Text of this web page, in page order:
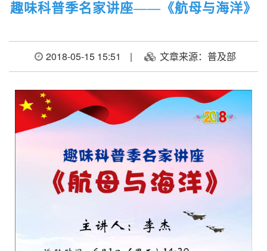
趣味科普季名家讲座——《航母与海洋》
2018-05-15 15:51 | 文章来源：普及部